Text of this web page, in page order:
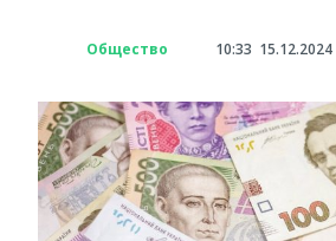
Общество 10:33 15.12.2024